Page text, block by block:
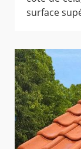
surface